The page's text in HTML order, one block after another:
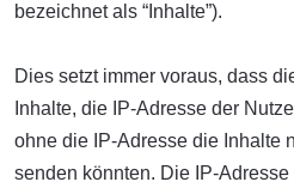
bezeichnet als “Inhalte”).
Dies setzt immer voraus, dass
Inhalte, die IP-Adresse der
ohne die IP-Adresse die Inhalte
senden könnten. Die IP-